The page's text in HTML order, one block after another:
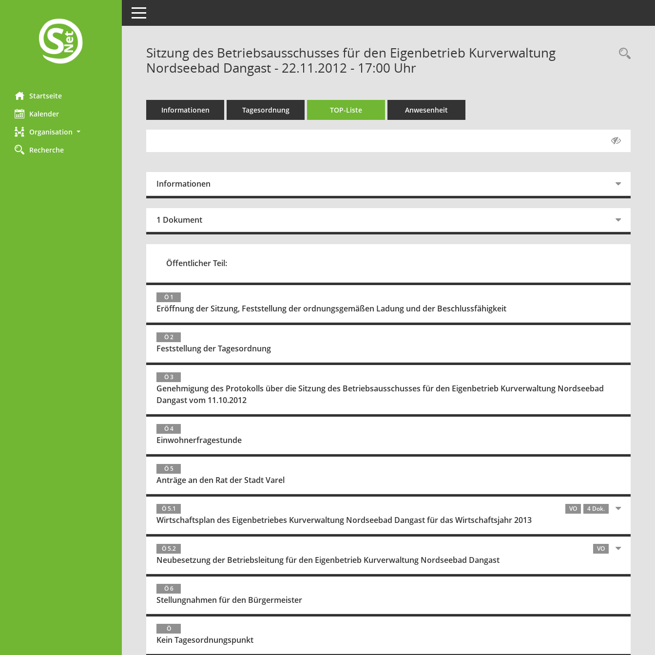
Startseite
Kalender
Organisation
Recherche
Toggle navigation
Sitzung des Betriebsausschusses für den Eigenbetrieb Kurverwaltung
Nordseebad Dangast - 22.11.2012 - 17:00 Uhr
Informationen Tagesordnung TOP-Liste Anwesenheit
Informationen
1 Dokument
Öffentlicher Teil:
Ö 1
Eröffnung der Sitzung, Feststellung der ordnungsgemäßen Ladung und der Beschlussfähigkeit
Ö 2
Feststellung der Tagesordnung
Ö 3
Genehmigung des Protokolls über die Sitzung des Betriebsausschusses für den Eigenbetrieb Kurverwaltung Nordseebad
Dangast vom 11.10.2012
Ö 4
Einwohnerfragestunde
Ö 5
Anträge an den Rat der Stadt Varel
Ö 5.1 VO 4 Dok.
Wirtschaftsplan des Eigenbetriebes Kurverwaltung Nordseebad Dangast für das Wirtschaftsjahr 2013
Ö 5.2 VO
Neubesetzung der Betriebsleitung für den Eigenbetrieb Kurverwaltung Nordseebad Dangast
Ö 6
Stellungnahmen für den Bürgermeister
Ö
Kein Tagesordnungspunkt